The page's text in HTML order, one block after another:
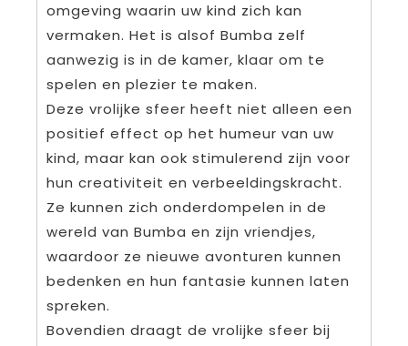
omgeving waarin uw kind zich kan
vermaken. Het is alsof Bumba zelf
aanwezig is in de kamer, klaar om te
spelen en plezier te maken.
Deze vrolijke sfeer heeft niet alleen een
positief effect op het humeur van uw
kind, maar kan ook stimulerend zijn voor
hun creativiteit en verbeeldingskracht.
Ze kunnen zich onderdompelen in de
wereld van Bumba en zijn vriendjes,
waardoor ze nieuwe avonturen kunnen
bedenken en hun fantasie kunnen laten
spreken.
Bovendien draagt de vrolijke sfeer bij